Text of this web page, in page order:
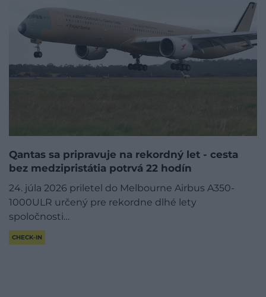
Qantas sa pripravuje na rekordný let - cesta
bez medzipristátia potrvá 22 hodín
24. júla 2026 priletel do Melbourne Airbus A350-
1000ULR určený pre rekordne dlhé lety
spoločnosti…
CHECK-IN